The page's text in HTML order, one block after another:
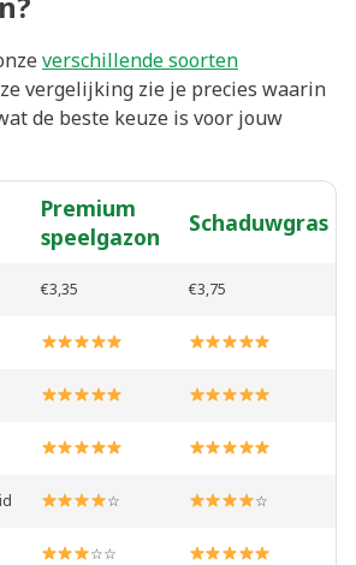
verschillende soorten
vergelijking zie je precies waarin
de beste keuze is voor jouw
Premium
speelgazon
Schaduwgras
€3,35 €3,75
☆ ☆
☆☆